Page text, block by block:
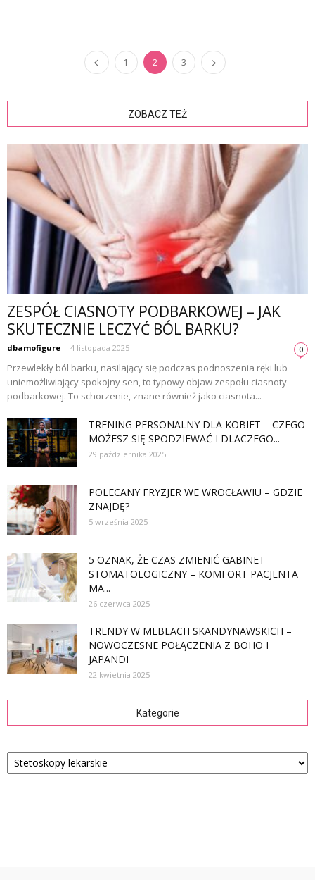
1 2 3
ZOBACZ TEŻ
ZESPÓŁ CIASNOTY PODBARKOWEJ – JAK
SKUTECZNIE LECZYĆ BÓL BARKU?
dbamofigure - 4 listopada 2025 0
Przewlekły ból barku, nasilający się podczas podnoszenia ręki lub
uniemożliwiający spokojny sen, to typowy objaw zespołu ciasnoty
podbarkowej. To schorzenie, znane również jako ciasnota...
TRENING PERSONALNY DLA KOBIET – CZEGO
MOŻESZ SIĘ SPODZIEWAĆ I DLACZEGO...
29 października 2025
POLECANY FRYZJER WE WROCŁAWIU – GDZIE
ZNAJDĘ?
5 września 2025
5 OZNAK, ŻE CZAS ZMIENIĆ GABINET
STOMATOLOGICZNY – KOMFORT PACJENTA
MA...
26 czerwca 2025
TRENDY W MEBLACH SKANDYNAWSKICH –
NOWOCZESNE POŁĄCZENIA Z BOHO I
JAPANDI
22 kwietnia 2025
Kategorie
Kategorie